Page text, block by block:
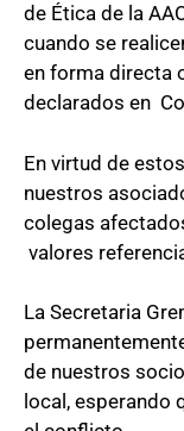
de Ética de la
cuando se
en forma directa
declarados en
En virtud de
nuestros
colegas
valores
La Secretaria
de nuestros
local, esperando